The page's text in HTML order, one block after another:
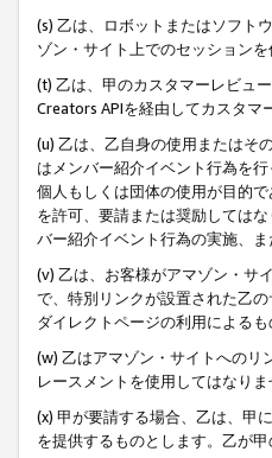
(s) 乙は、ロボットまたはソフト
ゾン・サイト上でのセッションを
(t) 乙は、甲のカスタマーレビュ
Creators APIを経由してカスタマ
(u) 乙は、乙自身の使用またはそ
はメンバー紹介イベント行為を
個人もしくは団体の使用が目的
を許可、要請または奨励しては
バー紹介イベント行為の実施、
(v) 乙は、お客様がアマゾン・サ
で、特別リンクが設置された乙
ダイレクトページの利用による
(w) 乙はアマゾン・サイトへのリ
レースメントを使用してはなりま
(x) 甲が要請する場合、乙は、甲
を提供するものとします。乙が